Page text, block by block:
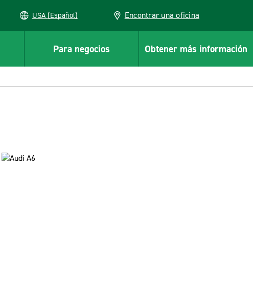
USA (Español) Encontrar una oficina
Para negocios Obtener más información